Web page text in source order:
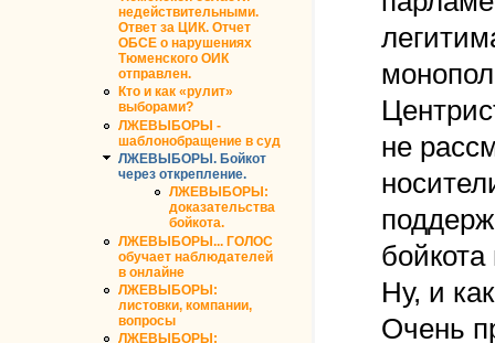
недействительными.
Ответ за ЦИК. Отчет
ОБСЕ о нарушениях
Тюменского ОИК
отправлен.
Кто и как «рулит»
выборами?
ЛЖЕВЫБОРЫ -
шаблонобращение в суд
ЛЖЕВЫБОРЫ. Бойкот
через открепление.
ЛЖЕВЫБОРЫ:
доказательства
бойкота.
ЛЖЕВЫБОРЫ... ГОЛОС
обучает наблюдателей
в онлайне
ЛЖЕВЫБОРЫ:
листовки, компании,
вопросы
ЛЖЕВЫБОРЫ:
не
Ну, и
Очень